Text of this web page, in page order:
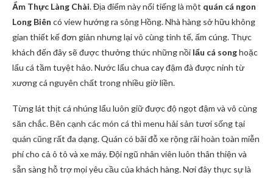
Ẩm Thực Làng Chài. Địa điểm này nổi tiếng là một quán cá ngon
Long Biên có view hướng ra sông Hồng. Nhà hàng sở hữu không
gian thiết kế đơn giản nhưng lại vô cùng tinh tế, ấm cúng. Thực
khách đến đây sẽ được thưởng thức những nồi lẩu cá songhoặc
lẩu cá tầm tuyệt hảo. Nước lẩu chua cay đậm đà được ninh từ
xương cá nguyên chất trong nhiều giờ liền.
Từng lát thịt cá nhúng lẩu luôn giữ được độ ngọt đậm và vô cùng
săn chắc. Bên cạnh các món cá thì menu hải sản tươi sống tại
quán cũng rất đa dạng. Quán có bãi đỗ xe rộng rãi hoàn toàn miễn
phí cho cả ô tô và xe máy. Đội ngũ nhân viên luôn thân thiện và
sẵn sàng hỗ trợ mọi yêu cầu của khách hàng. Nơi đây thực sự là